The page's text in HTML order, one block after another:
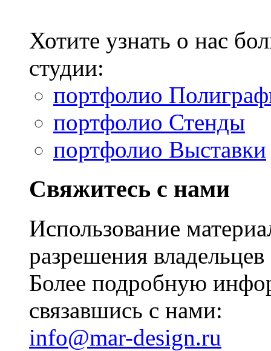
Хотите узнать о нас
студии:
портфолио
портфолио Стенды
портфолио Выставки
Свяжитесь с нами
Использование
разрешения
Более подробную
связавшись с нами:
info@mar-design.ru